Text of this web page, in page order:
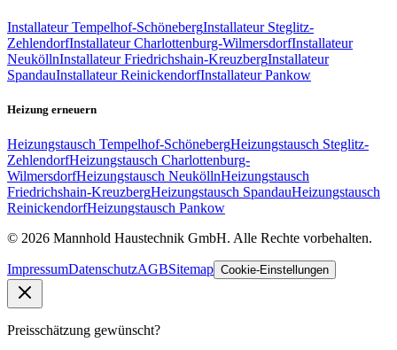
Installateur Tempelhof-SchönebergInstallateur Steglitz-
ZehlendorfInstallateur Charlottenburg-WilmersdorfInstallateur
NeuköllnInstallateur Friedrichshain-KreuzbergInstallateur
SpandauInstallateur ReinickendorfInstallateur Pankow
Heizung erneuern
Heizungstausch Tempelhof-SchönebergHeizungstausch Steglitz-
ZehlendorfHeizungstausch Charlottenburg-
WilmersdorfHeizungstausch NeuköllnHeizungstausch
Friedrichshain-KreuzbergHeizungstausch SpandauHeizungstausch
ReinickendorfHeizungstausch Pankow
© 2026 Mannhold Haustechnik GmbH. Alle Rechte vorbehalten.
ImpressumDatenschutzAGBSitemap Cookie-Einstellungen
Preisschätzung gewünscht?